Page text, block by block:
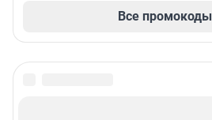
Все промокоды